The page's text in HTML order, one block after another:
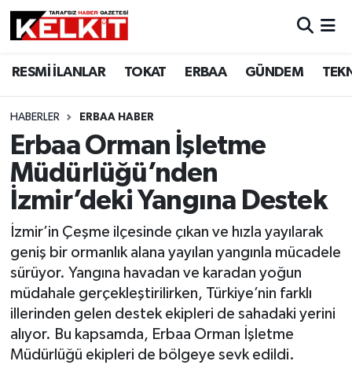
RESMİ İLANLAR TOKAT ERBAA GÜNDEM
HABERLER ERBAA HABER
Erbaa Orman İşletme
Müdürlüğü’nden
İzmir’deki Yangına Destek
İzmir’in Çeşme ilçesinde çıkan ve hızla yayılarak
geniş bir ormanlık alana yayılan yangınla mücadele
sürüyor. Yangına havadan ve karadan yoğun
müdahale gerçekleştirilirken, Türkiye’nin farklı
illerinden gelen destek ekipleri de sahadaki yerini
alıyor. Bu kapsamda, Erbaa Orman İşletme
Müdürlüğü ekipleri de bölgeye sevk edildi.